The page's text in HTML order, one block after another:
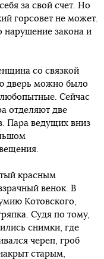
за свой счет. Но
горсовет не может.
нарушение закона и
со связкой
дверь можно было
Сейчас
отделяют две
Пара ведущих вниз
красным
венок. В
Котовского,
Судя по тому,
снимки, где
череп, гроб
старым,